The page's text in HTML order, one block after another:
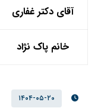
آقای دکتر غفاری
خانم پاک نژاد
۱۴۰۴-۰۵-۲۰